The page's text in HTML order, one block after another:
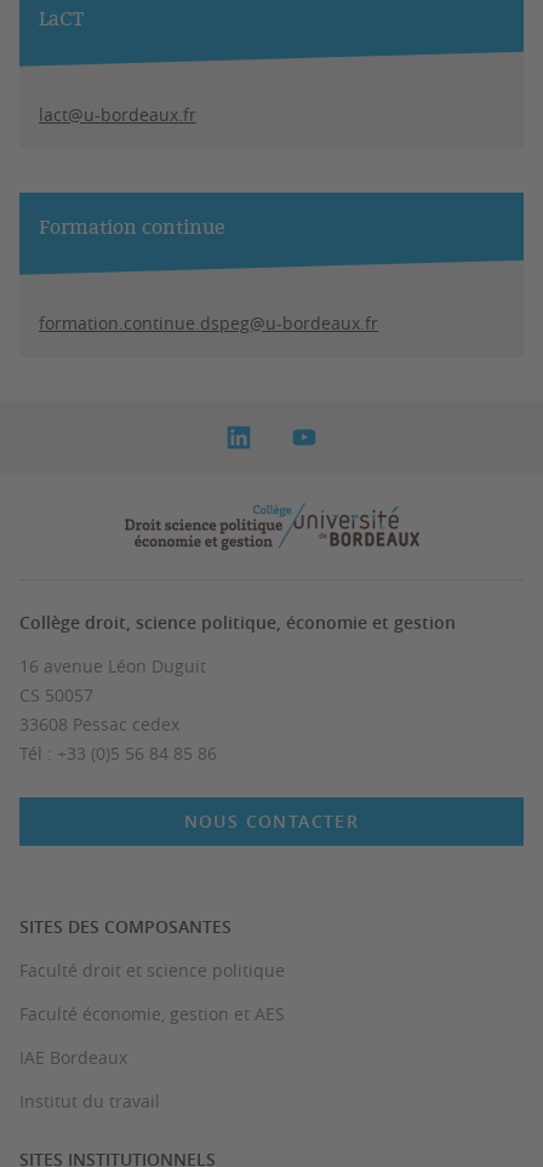
LaCT
lact@u-bordeaux.fr
Formation continue
formation.continue.dspeg@u-bordeaux.fr
Collège droit, science politique, économie et gestion
16 avenue Léon Duguit
CS 50057
33608 Pessac cedex
Tél : +33 (0)5 56 84 85 86
NOUS CONTACTER
SITES DES COMPOSANTES
Faculté droit et science politique
Faculté économie, gestion et AES
IAE Bordeaux
Institut du travail
SITES INSTITUTIONNELS